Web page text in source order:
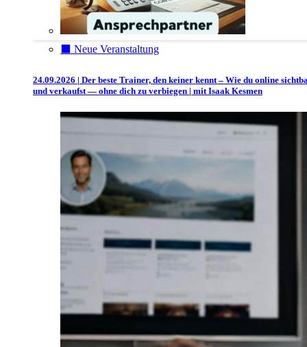
⬛️ Neue Veranstaltung
24.09.2026 | Der beste Trainer, den keiner kennt – Wie du online
und verkaufst — ohne dich zu verbiegen | mit Isaak Kesmen